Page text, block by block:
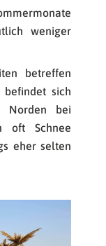
weniger
betreffen
befindet sich
Norden bei
oft Schnee
eher selten